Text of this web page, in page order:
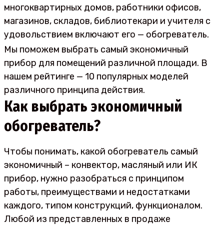
многоквартирных домов, работники офисов,
магазинов, складов, библиотекари и учителя с
удовольствием включают его — обогреватель.
Мы поможем выбрать самый экономичный
прибор для помещений различной площади. В
нашем рейтинге — 10 популярных моделей
различного принципа действия.
Как выбрать экономичный
обогреватель?
Чтобы понимать, какой обогреватель самый
экономичный – конвектор, масляный или ИК
прибор, нужно разобраться с принципом
работы, преимуществами и недостатками
каждого, типом конструкций, функционалом.
Любой из представленных в продаже